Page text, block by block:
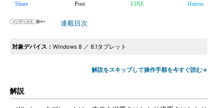
Share Post LINE Hatena
連載目次
対象デバイス： Windows 8 ／ 8.1タブレット
解説をスキップして操作手順を今すぐ読む→
解説